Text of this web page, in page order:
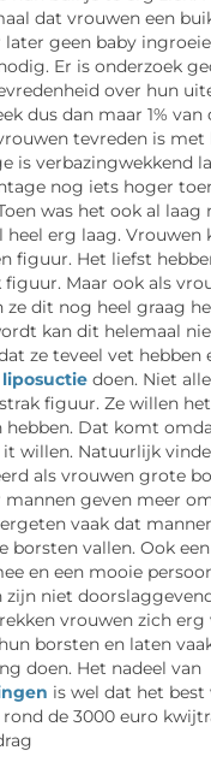
dat vrouwen een
later geen baby
Er is onderzoek
over hun
dus dan maar 1% van
tevreden is
is verbazingwekkend
nog iets hoger
was het ook al laag
heel erg laag. Vrouwen
figuur. Het liefst
figuur. Maar ook als
ze dit nog heel graag
kan dit helemaal
ze teveel vet hebben
liposuctie doen. Niet
figuur. Ze willen
Dat komt
willen. Natuurlijk
als vrouwen grote
mannen geven meer
vaak dat
borsten vallen. Ook
en een mooie
niet
vrouwen zich erg
borsten en laten
doen. Het nadeel van
is wel dat het best
rond de 3000 euro